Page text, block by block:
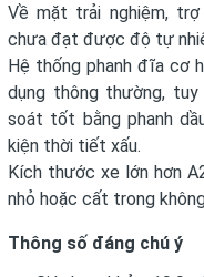
Về mặt trải nghiệm,
chưa đạt được độ tự
Hệ thống phanh đĩa cơ
dụng thông thường, tuy
soát tốt bằng phanh
kiện thời tiết xấu.
Kích thước xe lớn hơn
nhỏ hoặc cất trong
Thông số đáng chú ý